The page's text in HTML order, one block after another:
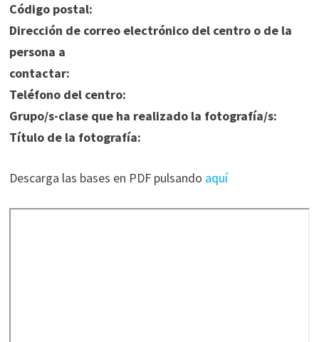
Código postal:
Dirección de correo electrónico del centro o de la
persona a
contactar:
Teléfono del centro:
Grupo/s-clase que ha realizado la fotografía/s:
Título de la fotografía:
Descarga las bases en PDF pulsando aquí